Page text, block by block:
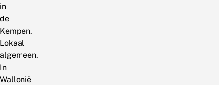
in
de
Kempen.
Lokaal
algemeen.
In
Wallonië